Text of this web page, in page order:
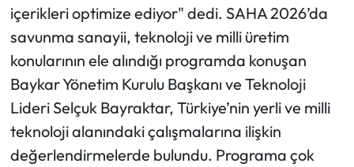
içerikleri optimize ediyor" dedi. SAHA 2026’da
savunma sanayii, teknoloji ve milli üretim
konularının ele alındığı programda konuşan
Baykar Yönetim Kurulu Başkanı ve Teknoloji
Lideri Selçuk Bayraktar, Türkiye’nin yerli ve milli
teknoloji alanındaki çalışmalarına ilişkin
değerlendirmelerde bulundu. Programa çok